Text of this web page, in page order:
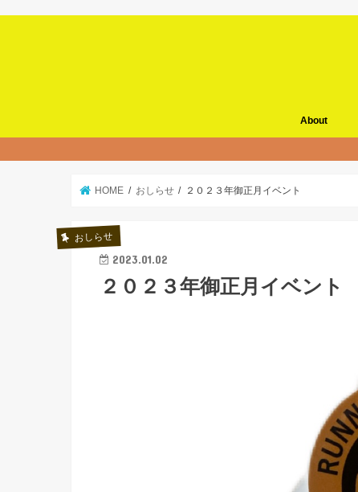
About
HOME おしらせ ２０２３年御正月イベント
おしらせ
2023.01.02
２０２３年御正月イベント